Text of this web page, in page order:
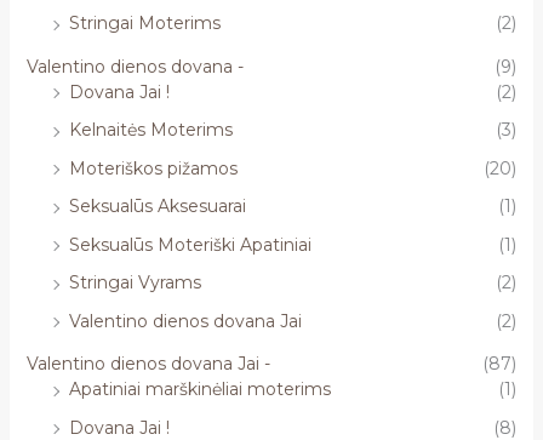
Stringai Moterims
(2)
Valentino dienos dovana -
(9)
Dovana Jai !
(2)
Kelnaitės Moterims
(3)
Moteriškos pižamos
(20)
Seksualūs Aksesuarai
(1)
Seksualūs Moteriški Apatiniai
(1)
Stringai Vyrams
(2)
Valentino dienos dovana Jai
(2)
Valentino dienos dovana Jai -
(87)
Apatiniai marškinėliai moterims
(1)
Dovana Jai !
(8)